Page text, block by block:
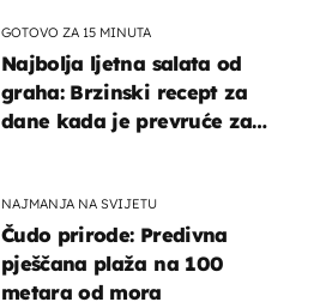
GOTOVO ZA 15 MINUTA
Najbolja ljetna salata od
graha: Brzinski recept za
dane kada je prevruće za
NAJMANJA NA SVIJETU
Čudo prirode: Predivna
pješčana plaža na 100
metara od mora